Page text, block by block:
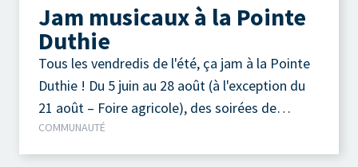
Jam musicaux à la Pointe
Duthie
Tous les vendredis de l'été, ça jam à la Pointe
Duthie ! Du 5 juin au 28 août (à l'exception du
21 août – Foire agricole), des soirées de
musique acoustique autour d'un feu de camp
sont organisées chaque vendredi soir.
COMMUNAUTÉ